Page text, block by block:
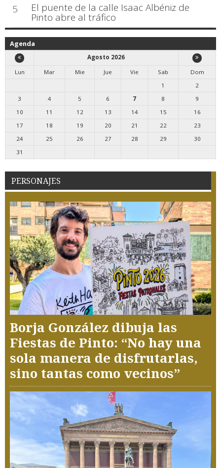
5
El puente de la calle Isaac Albéniz de
Pinto abre al tráfico
Agenda
Agosto 2026
Lun
Mar Mie Jue Vie Sab
Dom
1
2
3
4 5 6 7 8
9
10
11 12 13 14 15
16
17
18 19 20 21 22
23
24
25 26 27 28 29
30
31
PERSONAJES
Borja González dibuja las
Fiestas de Pinto: “No hay una
sola manera de disfrutarlas,
sino tantas como vecinos”